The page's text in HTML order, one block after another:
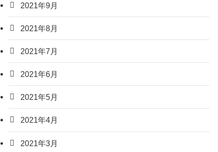
2021年9月
2021年8月
2021年7月
2021年6月
2021年5月
2021年4月
2021年3月